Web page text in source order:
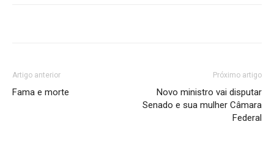
Artigo anterior
Fama e morte
Próximo artigo
Novo ministro vai disputar
Senado e sua mulher Câmara
Federal